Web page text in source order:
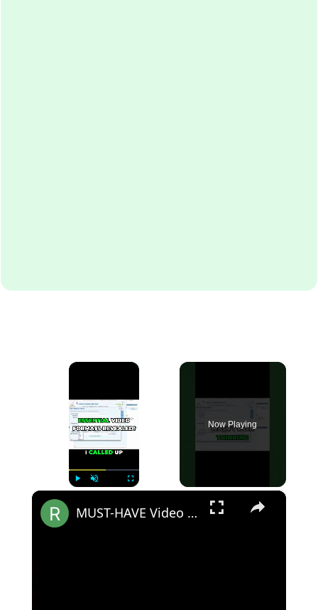
×
Now Playing
×
MUST-HAVE Video Formats for Podcasters! #shortsvideo